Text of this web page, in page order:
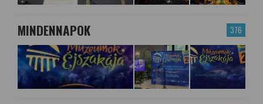
376
MINDENNAPOK